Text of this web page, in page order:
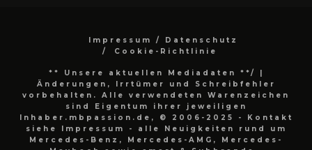
Impressum / Datenschutz
Cookie-Richtlinie
** Unsere aktuellen Mediadaten **/
|
Änderungen, Irrtümer und Schreibfehler
vorbehalten. Alle verwendeten Warenzeichen
sind Eigentum ihrer jeweiligen
Inhaber.mbpassion.de, © 2006-2025 - Kontakt
siehe Impressum - alle Neuigkeiten rund um
Mercedes-Benz, Mercedes-AMG, Mercedes-